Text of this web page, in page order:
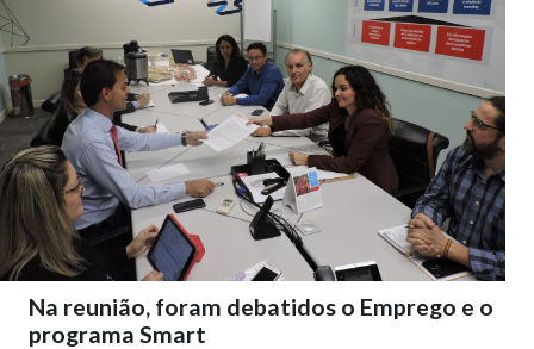
Na reunião, foram debatidos o Emprego e o
programa Smart